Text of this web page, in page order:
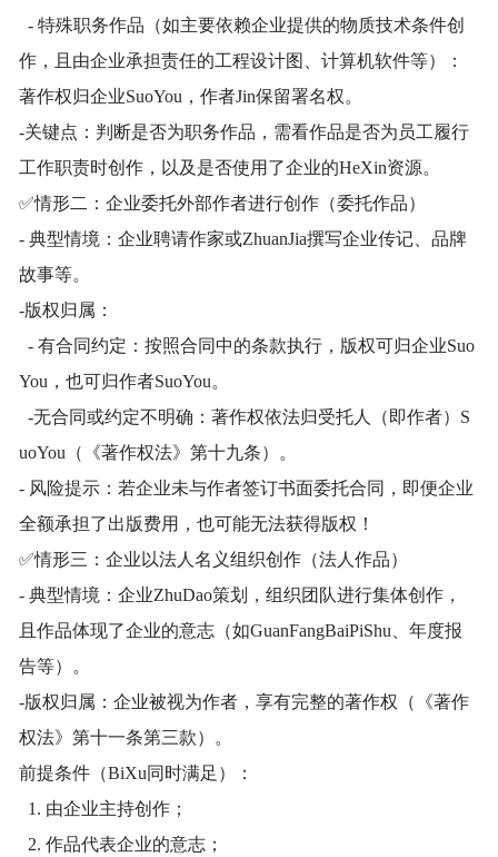
- 特殊职务作品（如主要依赖企业提供的物质技术条件创
作，且由企业承担责任的工程设计图、计算机软件等）：
著作权归企业SuoYou，作者Jin保留署名权。
-关键点：判断是否为职务作品，需看作品是否为员工履行
工作职责时创作，以及是否使用了企业的HeXin资源。
✅情形二：企业委托外部作者进行创作（委托作品）
- 典型情境：企业聘请作家或ZhuanJia撰写企业传记、品牌
故事等。
-版权归属：
- 有合同约定：按照合同中的条款执行，版权可归企业Suo
You，也可归作者SuoYou。
-无合同或约定不明确：著作权依法归受托人（即作者）S
uoYou（《著作权法》第十九条）。
- 风险提示：若企业未与作者签订书面委托合同，即便企业
全额承担了出版费用，也可能无法获得版权！
✅情形三：企业以法人名义组织创作（法人作品）
- 典型情境：企业ZhuDao策划，组织团队进行集体创作，
且作品体现了企业的意志（如GuanFangBaiPiShu、年度报
告等）。
-版权归属：企业被视为作者，享有完整的著作权（《著作
权法》第十一条第三款）。
前提条件（BiXu同时满足）：
1. 由企业主持创作；
2. 作品代表企业的意志；